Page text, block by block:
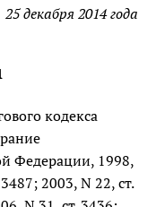
25 декабря 2014 года
кодекса
Федерации, 1998,
2003, N 22, ст.